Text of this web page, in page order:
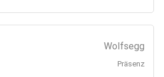
Wolfsegg
Präsenz